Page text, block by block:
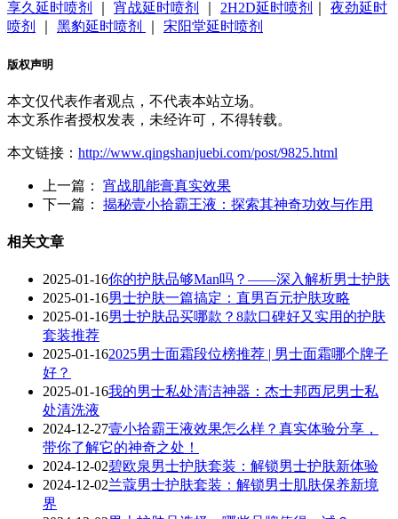
享久延时喷剂
宵战延时喷剂 2H2D延时喷剂
夜劲延时
喷剂
黑豹延时喷剂 宋阳堂延时喷剂
版权声明
本文仅代表作者观点，不代表本站立场。
本文系作者授权发表，未经许可，不得转载。
本文链接： http://www.qingshanjuebi.com/post/9825.html
上一篇： 宵战肌能膏真实效果
下一篇： 揭秘壹小拾霸王液：探索其神奇功效与作用
相关文章
2025-01-16你的护肤品够Man吗？——深入解析男士护肤
2025-01-16男士护肤一篇搞定：直男百元护肤攻略
2025-01-16男士护肤品买哪款？8款口碑好又实用的护肤
套装推荐
2025-01-162025男士面霜段位榜推荐 | 男士面霜哪个牌子
好？
2025-01-16我的男士私处清洁神器：杰士邦西尼男士私
处清洗液
2024-12-27壹小拾霸王液效果怎么样？真实体验分享，
带你了解它的神奇之处！
2024-12-02碧欧泉男士护肤套装：解锁男士护肤新体验
2024-12-02兰蔻男士护肤套装：解锁男士肌肤保养新境
界